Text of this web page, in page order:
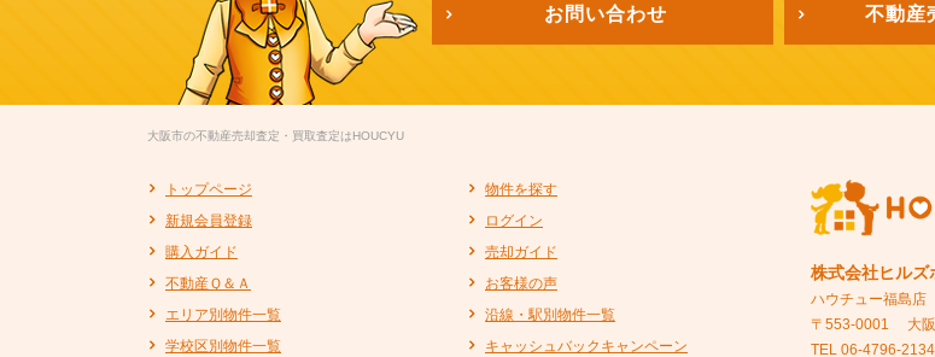
お問い合わせ 不動産
大阪市の不動産売却査定・買取査定はHOUCYU
トップページ
物件を探す
新規会員登録
ログイン
購入ガイド
売却ガイド
不動産Ｑ＆Ａ
お客様の声
エリア別物件一覧
沿線・駅別物件一覧
学校区別物件一覧
キャッシュバックキャンペーン
株式会社ヒルズ
ハウチュー福島店
〒553-0001
大
TEL 06-4796-